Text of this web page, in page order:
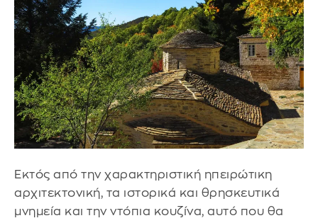
Εκτός από την χαρακτηριστική ηπειρώτικη
αρχιτεκτονική, τα ιστορικά και θρησκευτικά
μνημεία και την ντόπια κουζίνα, αυτό που θα